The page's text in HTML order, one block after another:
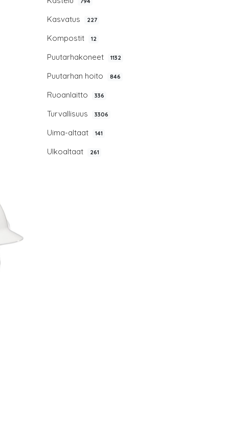
Kasvatus 227
Kompostit 12
Puutarhakoneet 1132
Puutarhan hoito 846
Ruoanlaitto 336
Turvallisuus 3306
Uima-altaat 141
Ulkoaltaat 261